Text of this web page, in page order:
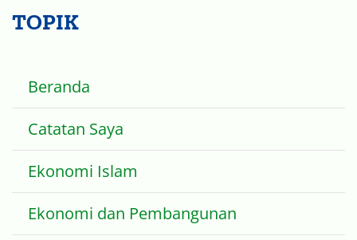
TOPIK
Beranda
Catatan Saya
Ekonomi Islam
Ekonomi dan Pembangunan